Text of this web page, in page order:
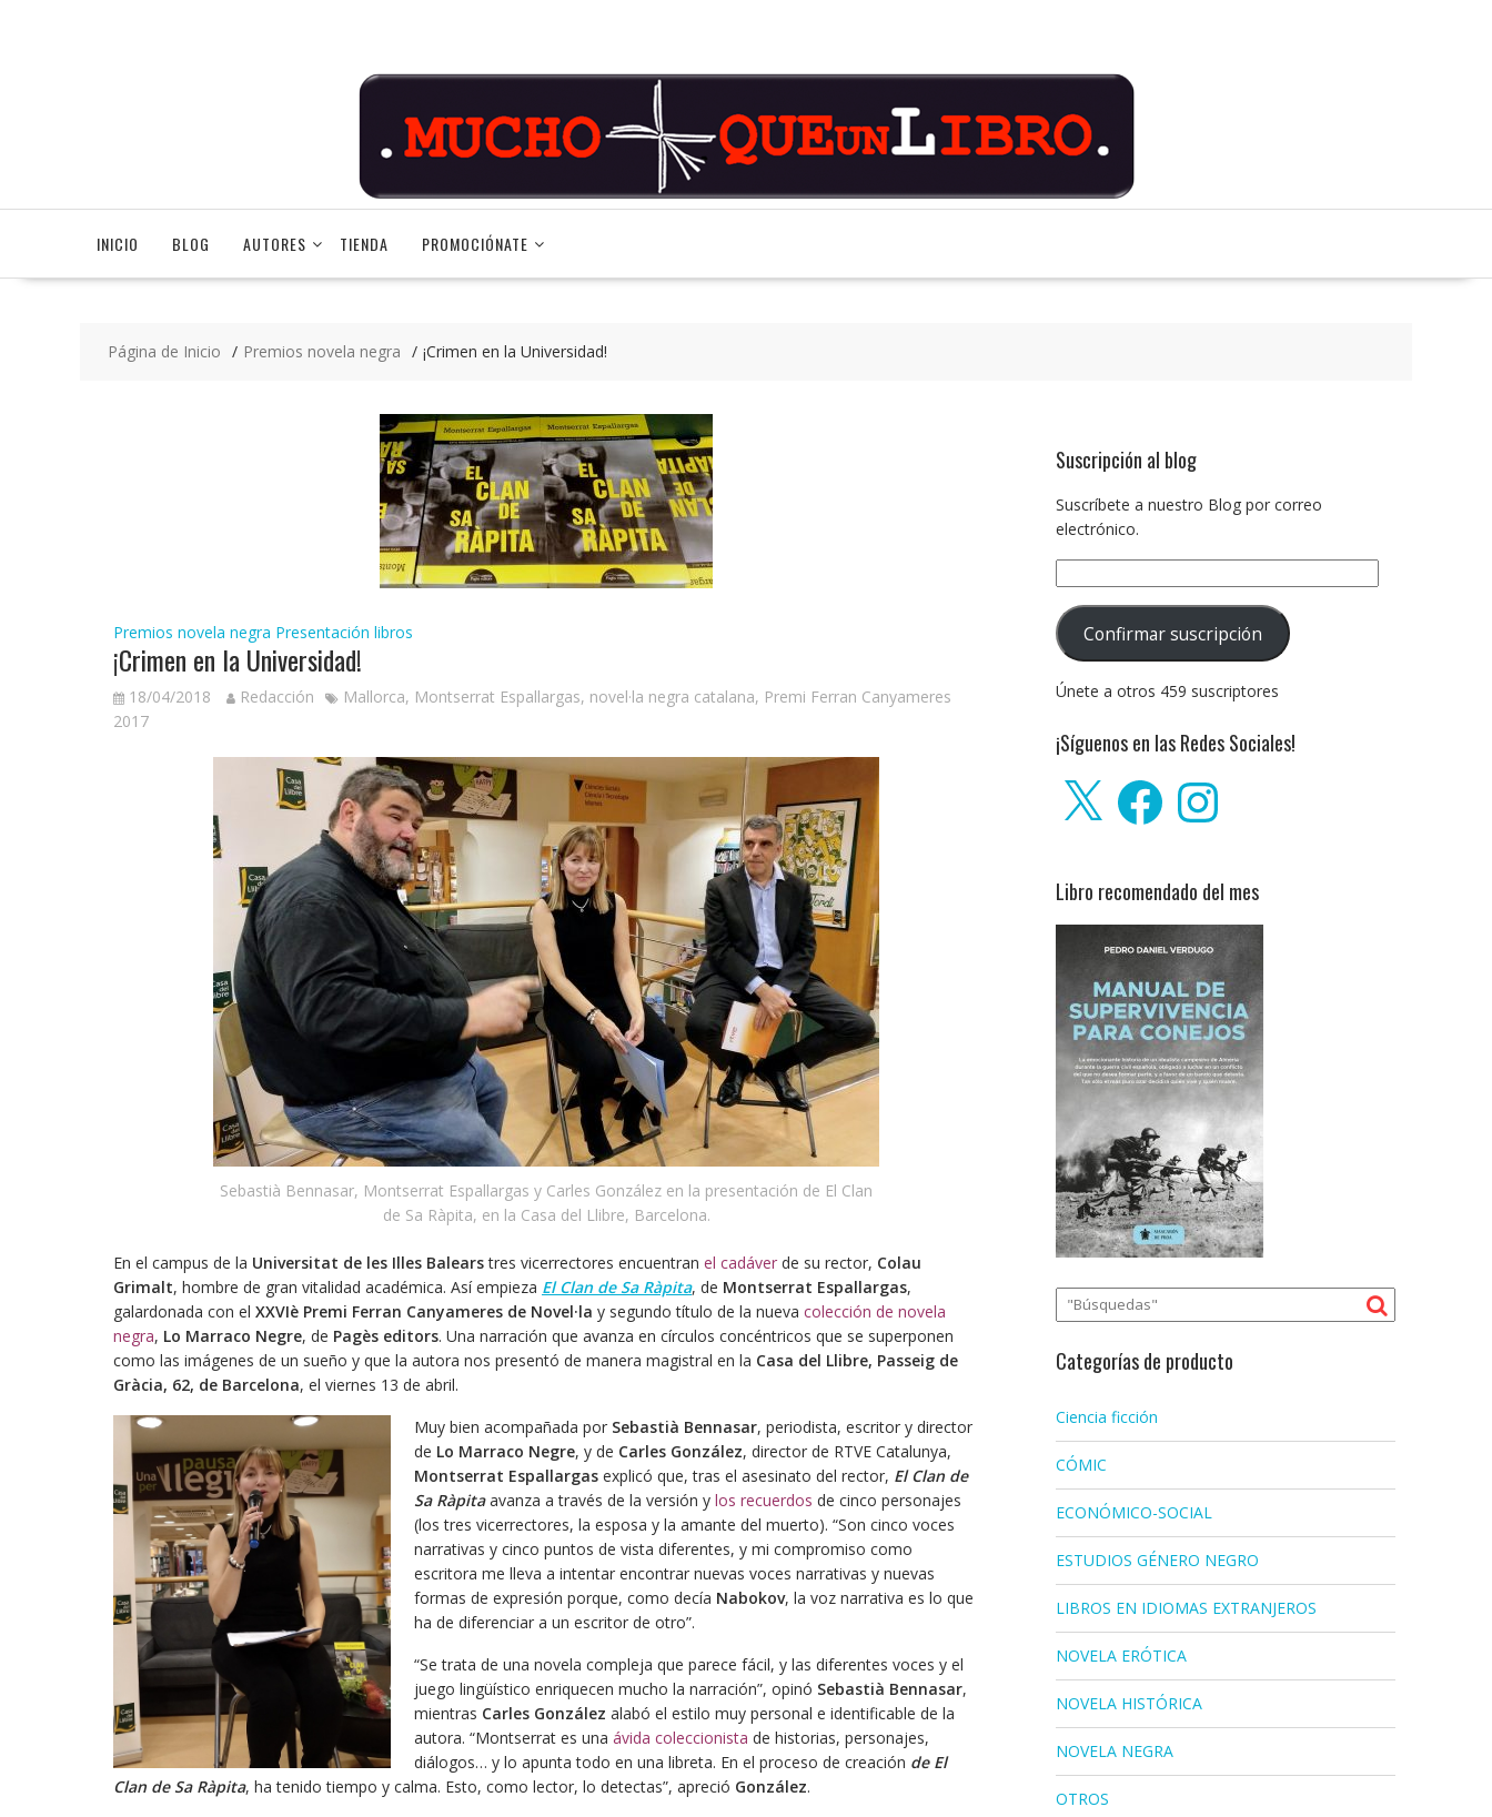
INICIO BLOG AUTORES TIENDA PROMOCIÓNATE
Página de Inicio Premios novela negra ¡Crimen en la Universidad!
Premios novela negra Presentación libros
¡Crimen en la Universidad!
18/04/2018 Redacción Mallorca, Montserrat Espallargas, novel·la negra catalana, Premi Ferran Canyameres
2017
Sebastià Bennasar, Montserrat Espallargas y Carles González en la presentación de El Clan
de Sa Ràpita, en la Casa del Llibre, Barcelona.
En el campus de la Universitat de les Illes Balearstres vicerrectores encuentran el cadáver de su rector, Colau
Grimalt, hombre de gran vitalidad académica. Así empieza El Clan de Sa Ràpita, de Montserrat Espallargas,
galardonada con el XXVIè Premi Ferran Canyameres de Novel·la y segundo título de la nueva colección de novela
negra, Lo Marraco Negre, de Pagès editors. Una narración que avanza en círculos concéntricos que se superponen
como las imágenes de un sueño y que la autora nos presentó de manera magistral en la Casa del Llibre, Passeig de
Gràcia, 62, de Barcelona, el viernes 13 de abril.
Muy bien acompañada por Sebastià Bennasar, periodista, escritor y director
de Lo Marraco Negre, y de Carles González, director de RTVE Catalunya,
Montserrat Espallargas explicó que, tras el asesinato del rector, El Clan de
Sa Ràpitaavanza a través de la versión y los recuerdos de cinco personajes
(los tres vicerrectores, la esposa y la amante del muerto). “Son cinco voces
narrativas y cinco puntos de vista diferentes, y mi compromiso como
escritora me lleva a intentar encontrar nuevas voces narrativas y nuevas
formas de expresión porque, como decía Nabokov, la voz narrativa es lo que
ha de diferenciar a un escritor de otro”.
“Se trata de una novela compleja que parece fácil, y las diferentes voces y el
juego lingüístico enriquecen mucho la narración”, opinó Sebastià Bennasar,
mientras Carles González alabó el estilo muy personal e identificable de la
autora. “Montserrat es una ávida coleccionista de historias, personajes,
diálogos… y lo apunta todo en una libreta. En el proceso de creación de El
Clan de Sa Ràpita, ha tenido tiempo y calma. Esto, como lector, lo detectas”, apreció González.
Suscripción al blog
Suscríbete a nuestro Blog por correo
electrónico.
de
correo
electrónico:
Confirmar suscripción
Únete a otros 459 suscriptores
¡Síguenos en las Redes Sociales!
FacebookInstagram
Libro recomendado del mes
Categorías de producto
Ciencia ficción
CÓMIC
ECONÓMICO-SOCIAL
ESTUDIOS GÉNERO NEGRO
LIBROS EN IDIOMAS EXTRANJEROS
NOVELA ERÓTICA
NOVELA HISTÓRICA
NOVELA NEGRA
OTROS